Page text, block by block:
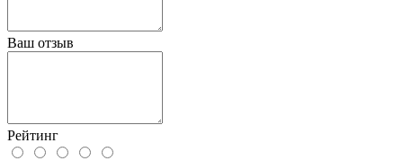
Ваш отзыв
Рейтинг